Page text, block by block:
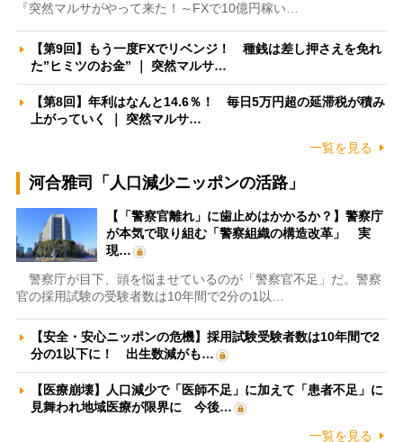
『突然マルサがやって来た！～FXで10億円稼い…
【第9回】もう一度FXでリベンジ！ 種銭は差し押さえを免れ
た”ヒミツのお金” ｜ 突然マルサ…
【第8回】年利はなんと14.6％！ 毎日5万円超の延滞税が積み
上がっていく ｜ 突然マルサ…
一覧を見る
河合雅司「人口減少ニッポンの活路」
【「警察官離れ」に歯止めはかかるか？】警察庁
が本気で取り組む「警察組織の構造改革」 実
現…
警察庁が目下、頭を悩ませているのが「警察官不足」だ。警察
官の採用試験の受験者数は10年間で2分の1以…
【安全・安心ニッポンの危機】採用試験受験者数は10年間で2
分の1以下に！ 出生数減がも…
【医療崩壊】人口減少で「医師不足」に加えて「患者不足」に
見舞われ地域医療が限界に 今後…
一覧を見る